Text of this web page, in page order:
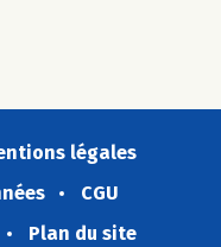
légales
CGU
Plan du site